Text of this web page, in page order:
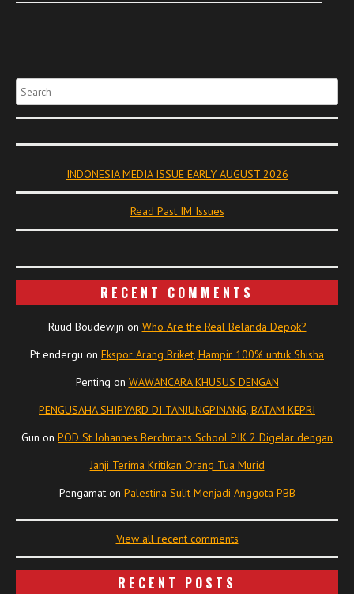
Search
INDONESIA MEDIA ISSUE EARLY AUGUST 2026
Read Past IM Issues
RECENT COMMENTS
Ruud Boudewijn on Who Are the Real Belanda Depok?
Pt endergu on Ekspor Arang Briket, Hampir 100% untuk Shisha
Penting on WAWANCARA KHUSUS DENGAN
PENGUSAHA SHIPYARD DI TANJUNGPINANG, BATAM KEPRI
Gun on POD St Johannes Berchmans School PIK 2 Digelar dengan
Janji Terima Kritikan Orang Tua Murid
Pengamaton Palestina Sulit Menjadi Anggota PBB
View all recent comments
RECENT POSTS